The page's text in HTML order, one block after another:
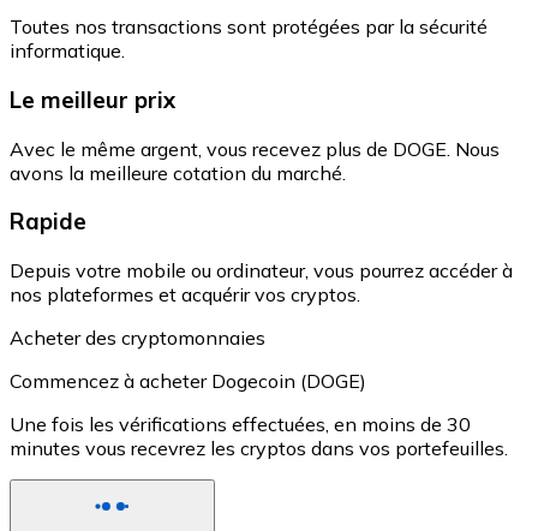
Toutes nos transactions sont protégées par la sécurité
informatique.
Le meilleur prix
Avec le même argent, vous recevez plus de DOGE. Nous
avons la meilleure cotation du marché.
Rapide
Depuis votre mobile ou ordinateur, vous pourrez accéder à
nos plateformes et acquérir vos cryptos.
Acheter des cryptomonnaies
Commencez à acheter Dogecoin (DOGE)
Une fois les vérifications effectuées, en moins de 30
minutes vous recevrez les cryptos dans vos portefeuilles.